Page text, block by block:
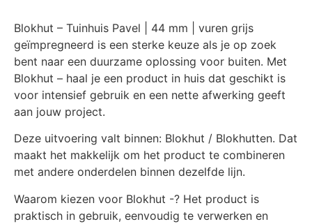
Blokhut – Tuinhuis Pavel | 44 mm | vuren grijs
geïmpregneerd is een sterke keuze als je op zoek
bent naar een duurzame oplossing voor buiten. Met
Blokhut – haal je een product in huis dat geschikt is
voor intensief gebruik en een nette afwerking geeft
aan jouw project.
Deze uitvoering valt binnen: Blokhut / Blokhutten. Dat
maakt het makkelijk om het product te combineren
met andere onderdelen binnen dezelfde lijn.
Waarom kiezen voor Blokhut -? Het product is
praktisch in gebruik, eenvoudig te verwerken en